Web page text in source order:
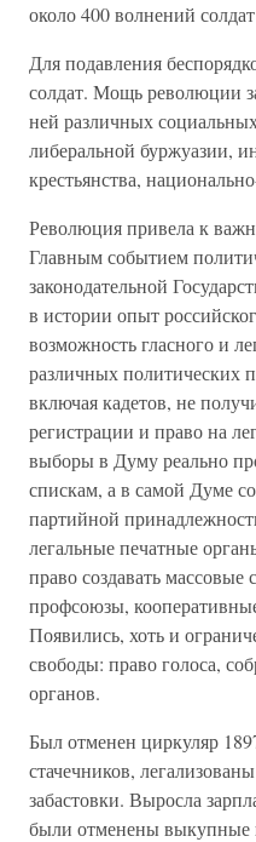
около 400 волнений
Для подавления
солдат. Мощь революции
ней различных
либеральной буржуазии,
крестьянства,
Революция привела к
Главным событием
законодательной
в истории опыт
возможность гласного и
различных политических
включая кадетов, не
регистрации и право на
выборы в Думу реально
спискам, а в самой Думе
партийной
легальные печатные
право создавать массовые
профсоюзы,
Появились, хоть и
свободы: право голоса,
органов.
Был отменен циркуляр
стачечников,
забастовки. Выросла
были отменены выкупные